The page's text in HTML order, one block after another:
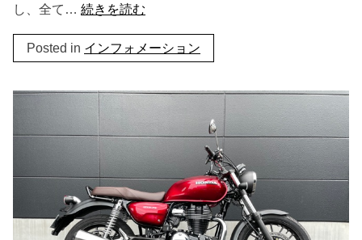
し、全て… 続きを読む
Posted in インフォメーション